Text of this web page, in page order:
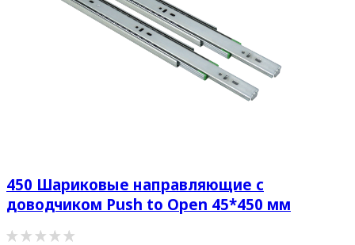
450 Шариковые направляющие с
доводчиком Push to Open 45*450 мм